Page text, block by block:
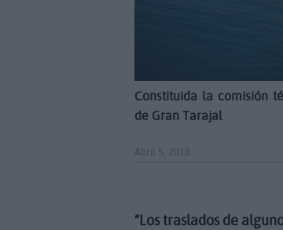
Constituida la comisión
de Gran Tarajal
Abril 5, 2018
“Los traslados de